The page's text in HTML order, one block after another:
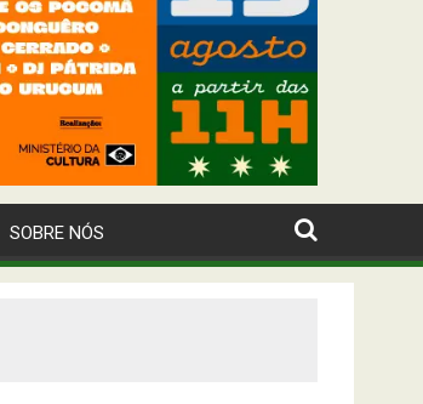
SOBRE NÓS